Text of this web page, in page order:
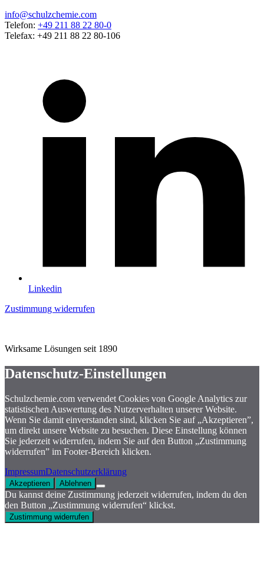
info@schulzchemie.com
Telefon: +49 211 88 22 80-0
Telefax: +49 211 88 22 80-106
Linkedin
Zustimmung widerrufen
Wirksame Lösungen seit 1890
Datenschutz-Einstellungen
Schulzchemie.com verwendet Cookies von Google Analytics zur
statistischen Auswertung des Nutzerverhalten unserer Website.
Wenn Sie damit einverstanden sind, klicken Sie auf „Akzeptieren”,
um direkt unsere Website zu besuchen. Diese Einstellung können
Sie jederzeit widerrufen, indem Sie auf den Button „Zustimmung
widerrufen” im Footer-Bereich klicken.
ImpressumDatenschutzerklärung
Akzeptieren Ablehnen
Du kannst deine Zustimmung jederzeit widerrufen, indem du den
den Button „Zustimmung widerrufen“ klickst.
Zustimmung widerrufen